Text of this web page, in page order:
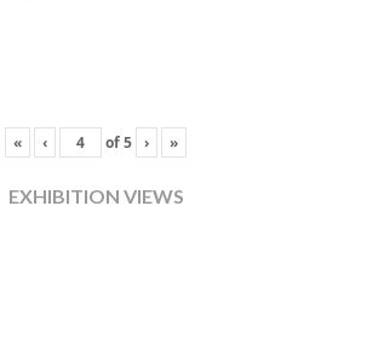
« ‹ of5 › »
EXHIBITION VIEWS